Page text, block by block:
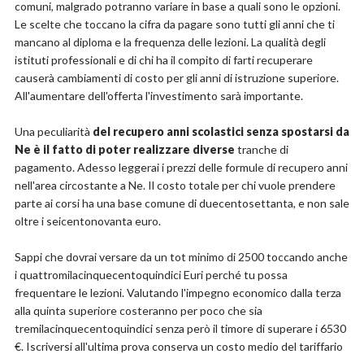
comuni, malgrado potranno variare in base a quali sono le opzioni.
Le scelte che toccano la cifra da pagare sono tutti gli anni che ti
mancano al diploma e la frequenza delle lezioni. La qualità degli
istituti professionali e di chi ha il compito di farti recuperare
causerà cambiamenti di costo per gli anni di istruzione superiore.
All'aumentare dell'offerta l'investimento sarà importante.
Una peculiarità del recupero anni scolastici senza spostarsi da
Ne è il fatto di poter realizzare diverse tranche di
pagamento. Adesso leggerai i prezzi delle formule di recupero anni
nell'area circostante a Ne. Il costo totale per chi vuole prendere
parte ai corsi ha una base comune di duecentosettanta, e non sale
oltre i seicentonovanta euro.
Sappi che dovrai versare da un tot minimo di 2500 toccando anche
i quattromilacinquecentoquindici Euri perché tu possa
frequentare le lezioni. Valutando l'impegno economico dalla terza
alla quinta superiore costeranno per poco che sia
tremilacinquecentoquindici senza però il timore di superare i 6530
€. Iscriversi all'ultima prova conserva un costo medio del tariffario